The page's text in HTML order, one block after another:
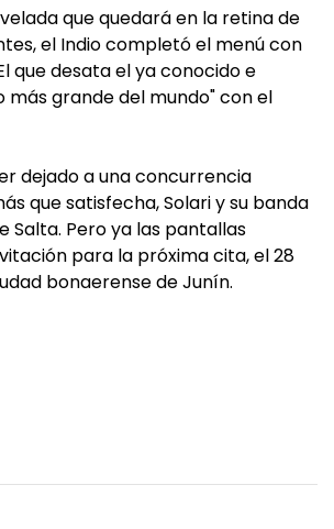
que quedará en la retina de
el Indio completó el menú con
que desata el ya conocido e
más grande del mundo" con el
dejado a una concurrencia
que satisfecha, Solari y su banda
Salta. Pero ya las pantallas
para la próxima cita, el 28
bonaerense de Junín.